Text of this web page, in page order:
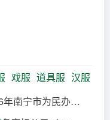
2026-08-05
戏服 道具服 汉服
广西科文招标有限公司关于2026年南宁市为民办实事工程“送戏下基层进校园”文化惠民